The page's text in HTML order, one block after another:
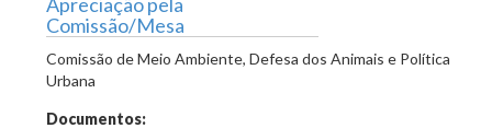
Comissão/Mesa
Comissão de Meio Ambiente, Defesa dos Animais e Política
Urbana
Documentos: